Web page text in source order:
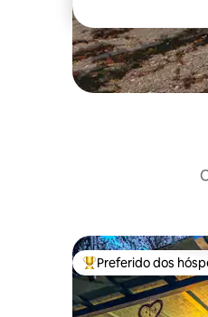
Entre os melhores
Preferido dos